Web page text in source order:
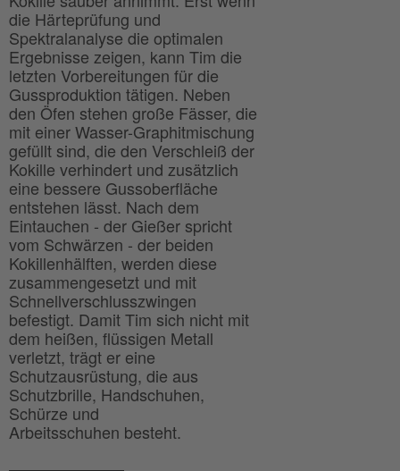
die Härteprüfung und
Spektralanalyse die optimalen
Ergebnisse zeigen, kann Tim die
letzten Vorbereitungen für die
Gussproduktion tätigen. Neben
den Öfen stehen große Fässer, die
mit einer Wasser-Graphitmischung
gefüllt sind, die den Verschleiß der
Kokille verhindert und zusätzlich
eine bessere Gussoberfläche
entstehen lässt. Nach dem
Eintauchen - der Gießer spricht
vom Schwärzen - der beiden
Kokillenhälften, werden diese
zusammengesetzt und mit
Schnellverschlusszwingen
befestigt. Damit Tim sich nicht mit
dem heißen, flüssigen Metall
verletzt, trägt er eine
Schutzausrüstung, die aus
Schutzbrille, Handschuhen,
Schürze und
Arbeitsschuhen besteht.